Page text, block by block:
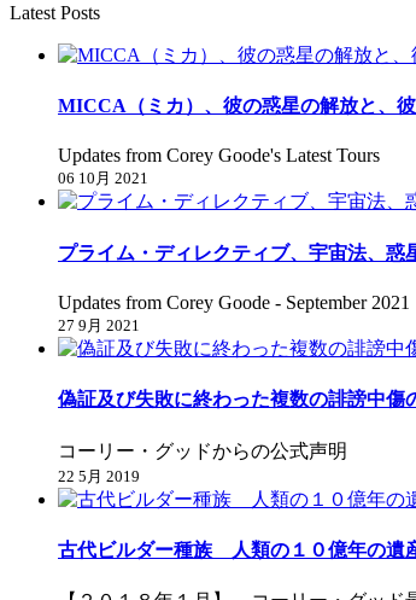
Latest Posts
MICCA（ミカ）、彼の惑星の解放と、
Updates from Corey Goode's Latest Tours
06 10月 2021
プライム・ディレクティブ、宇宙法、惑
Updates from Corey Goode - September 2021
27 9月 2021
偽証及び失敗に終わった複数の誹謗中傷
コーリー・グッドからの公式声明
22 5月 2019
古代ビルダー種族 人類の１０億年の遺